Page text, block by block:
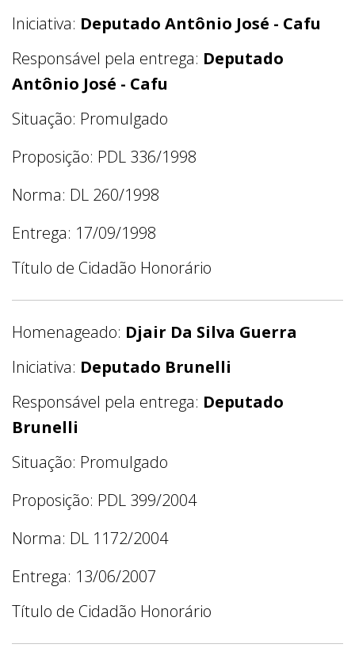
Iniciativa: Deputado Antônio José - Cafu
Responsável pela entrega: Deputado
Antônio José - Cafu
Situação: Promulgado
Proposição: PDL 336/1998
Norma: DL 260/1998
Entrega: 17/09/1998
Título de Cidadão Honorário
Homenageado: Djair Da Silva Guerra
Iniciativa: Deputado Brunelli
Responsável pela entrega: Deputado
Brunelli
Situação: Promulgado
Proposição: PDL 399/2004
Norma: DL 1172/2004
Entrega: 13/06/2007
Título de Cidadão Honorário